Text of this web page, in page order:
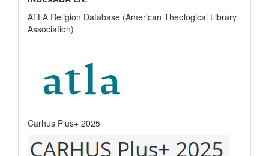
ATLA Religion Database (American Theological Library
Association)
Carhus Plus+ 2025